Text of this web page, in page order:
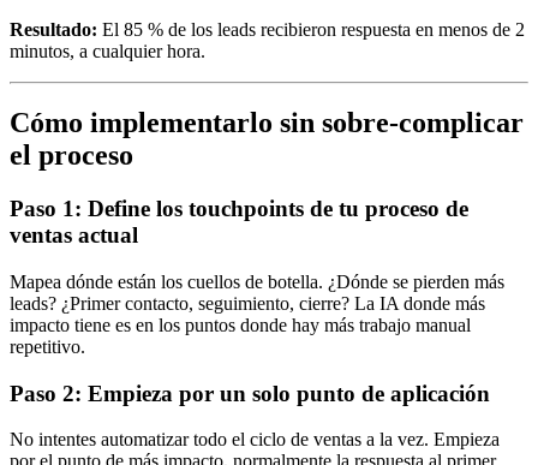
Resultado: El 85 % de los leads recibieron respuesta en menos de 2
minutos, a cualquier hora.
Cómo implementarlo sin sobre-complicar
el proceso
Paso 1: Define los touchpoints de tu proceso de
ventas actual
Mapea dónde están los cuellos de botella. ¿Dónde se pierden más
leads? ¿Primer contacto, seguimiento, cierre? La IA donde más
impacto tiene es en los puntos donde hay más trabajo manual
repetitivo.
Paso 2: Empieza por un solo punto de aplicación
No intentes automatizar todo el ciclo de ventas a la vez. Empieza